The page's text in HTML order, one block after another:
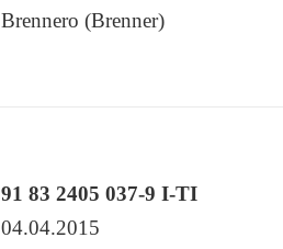
Brennero (Brenner)
91 83 2405 037-9 I-TI
04.04.2015